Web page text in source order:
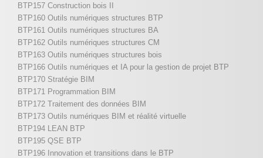
BTP157 Construction bois II
BTP160 Outils numériques structures BTP
BTP161 Outils numériques structures BA
BTP162 Outils numériques structures CM
BTP163 Outils numériques structures bois
BTP166 Outils numériques et IA pour la gestion de projet BTP
BTP170 Stratégie BIM
BTP171 Programmation BIM
BTP172 Traitement des données BIM
BTP173 Outils numériques BIM et réalité virtuelle
BTP194 LEAN BTP
BTP195 QSE BTP
BTP196 Innovation et transitions dans le BTP